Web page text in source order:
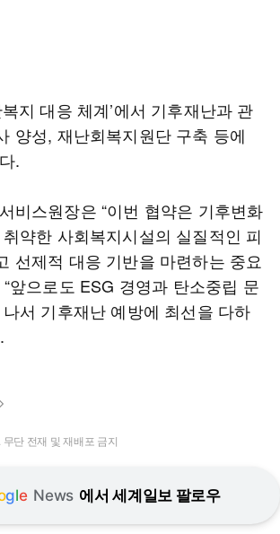
지 대응 체계’에서 기후재난과 관
양성, 재난회복지원단 구축 등에
.
비스원장은 “이번 협약은 기후변화
약한 사회복지시설의 실질적인 피
선제적 대응 기반을 마련하는 중요
앞으로도 ESG 경영과 탄소중립 문
서 기후재난 예방에 최선을 다하
단 전재 및 재배포 금지
gle News 에서 세계일보 팔로우